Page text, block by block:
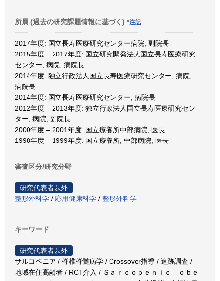
所属 (過去の研究課題情報に基づく) *注記
2017年度: 国立長寿医療研究センター病院, 副院長
2015年度 – 2017年度: 国立研究開発法人国立長寿医療研究
センター, 病院, 病院長
2014年度: 独立行政法人国立長寿医療研究センター, 病院,
病院長
2014年度: 国立長寿医療研究センター, 病院長
2012年度 – 2013年度: 独立行政法人国立長寿医療研究セン
ター, 病院, 副院長
2000年度 – 2001年度: 国立療養所中部病院, 医長
1998年度 – 1999年度: 国立療養所, 中部病院, 医長
審査区分/研究分野
研究代表者以外
整形外科学 / 応用健康科学 / 整形外科学
キーワード
研究代表者以外
サルコペニア / 脊椎脊髄病学 / Crossover指導 / 追跡調査 /
地域在住高齢者 / RCT介入 / Ｓａｒｃｏｐｅｎｉｃ ｏｂｅ